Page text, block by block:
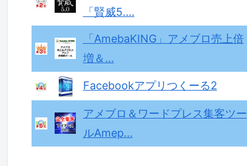
「賢威5.…
「AmebaKING」アメブロ売上倍
増＆…
Facebookアプリつくーる2
アメブロ＆ワードプレス集客ツー
ルAmep…